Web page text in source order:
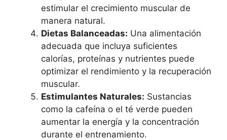
estimular el crecimiento muscular de
manera natural.
Dietas Balanceadas: Una alimentación
adecuada que incluya suficientes
calorías, proteínas y nutrientes puede
optimizar el rendimiento y la recuperación
muscular.
Estimulantes Naturales: Sustancias
como la cafeína o el té verde pueden
aumentar la energía y la concentración
durante el entrenamiento.